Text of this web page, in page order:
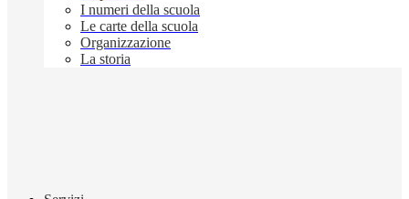
I numeri della scuola
Le carte della scuola
Organizzazione
La storia